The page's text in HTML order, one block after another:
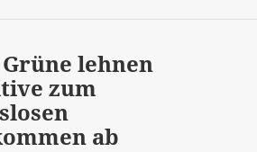
lehnen
zum
ab